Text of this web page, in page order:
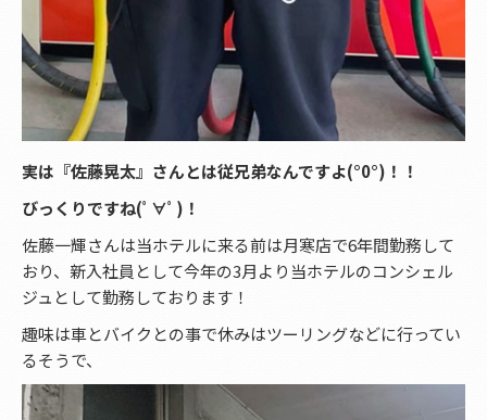
実は『佐藤晃太』さんとは従兄弟なんですよ(°0°)！！
びっくりですね(ﾟ∀ﾟ)！
佐藤一輝さんは当ホテルに来る前は月寒店で6年間勤務して
おり、新入社員として今年の3月より当ホテルのコンシェル
ジュとして勤務しております！
趣味は車とバイクとの事で休みはツーリングなどに行ってい
るそうで、